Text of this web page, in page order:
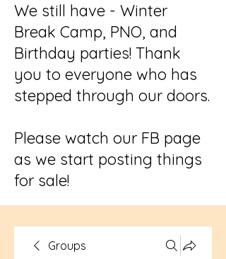
We still have - Winter
Break Camp, PNO, and
Birthday parties! Thank
you to everyone who has
stepped through our doors.
Please watch our FB page
as we start posting things
for sale!
Groups